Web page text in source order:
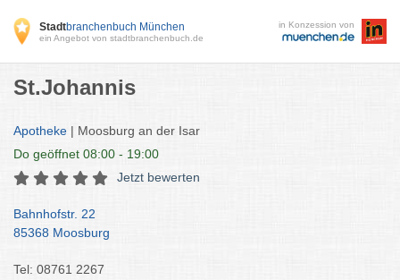
Stadtbranchenbuch München
ein Angebot von stadtbranchenbuch.de
in Konzession von
St.Johannis
Apotheke | Moosburg an der Isar
Do geöffnet 08:00 - 19:00
Jetzt bewerten
Bahnhofstr. 22
85368 Moosburg
Tel: 08761 2267